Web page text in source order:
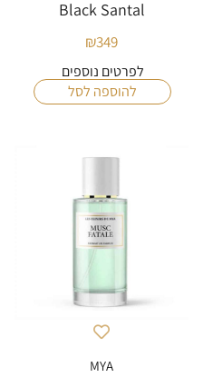
Black Santal
₪349
לפרטים נוספים
להוספה לסל
MYA